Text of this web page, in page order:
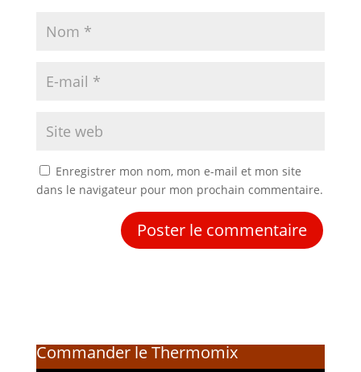
Enregistrer mon nom, mon e-mail et mon site
dans le navigateur pour mon prochain commentaire.
Commander le Thermomix